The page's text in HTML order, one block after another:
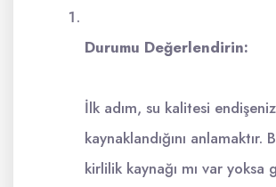
Durumu Değerlendirin:
İlk adım, su kalitesi
kaynaklandığını anlamaktır.
kirlilik kaynağı mı var yoksa